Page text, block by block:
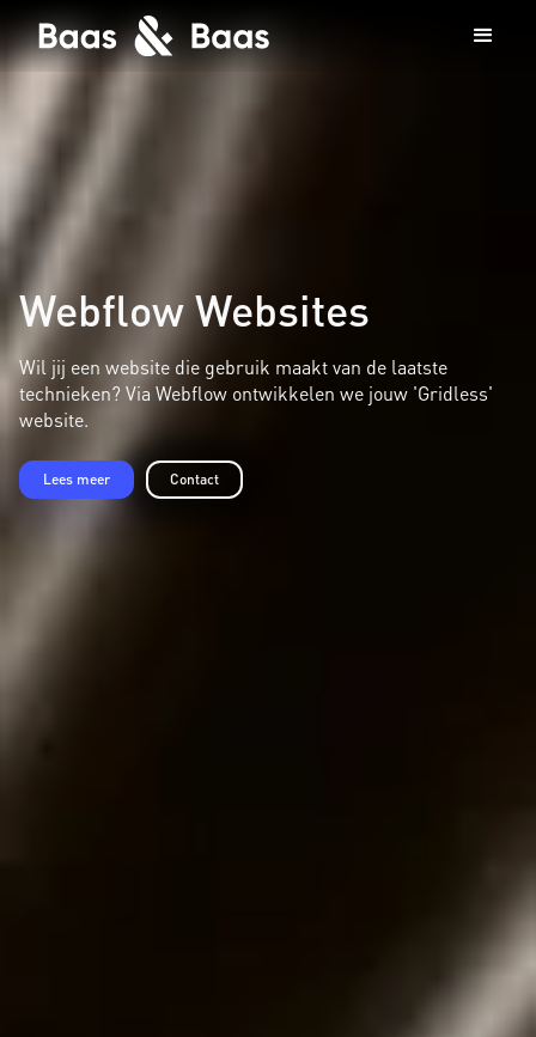
Webflow Websites
Wil jij een website die gebruik maakt van de laatste
technieken? Via Webflow ontwikkelen we jouw 'Gridless'
website.
Lees meer Contact